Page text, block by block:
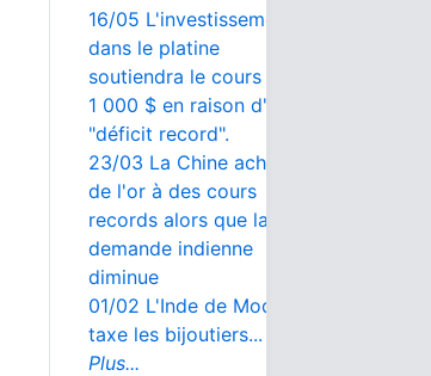
16/05 L'investissement
dans le platine
soutiendra le cours de
1 000 $ en raison d'un
"déficit record".
23/03 La Chine achète
de l'or à des cours
records alors que la
demande indienne
diminue
01/02 L'Inde de Modi
taxe les bijoutiers...
Plus...